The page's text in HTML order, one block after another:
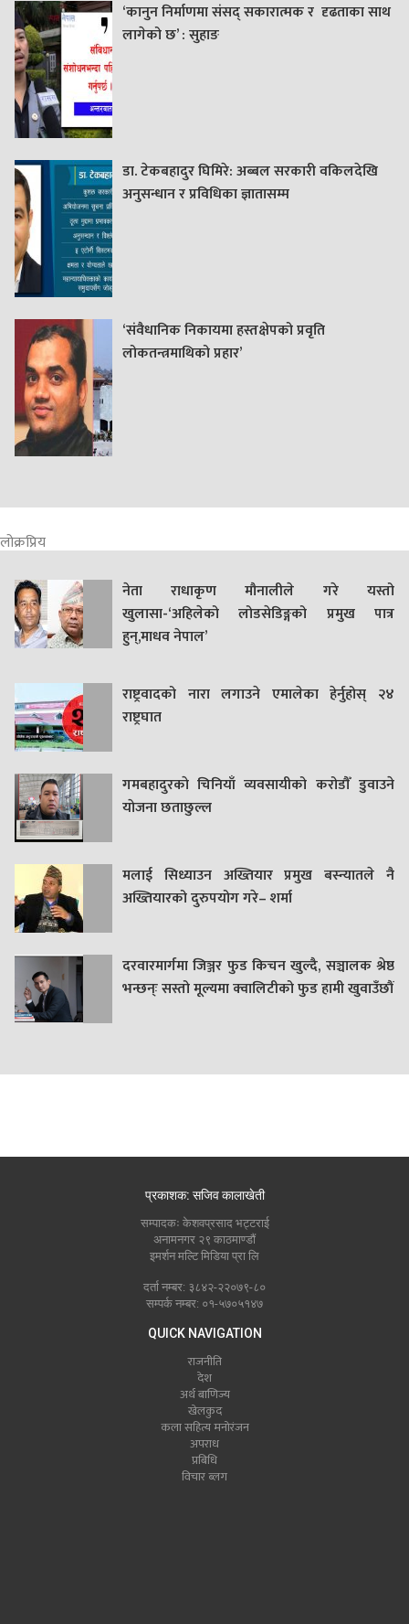
‘कानुन निर्माणमा संसद् सकारात्मक र दृढताका साथ
लागेको छ’ : सुहाङ
डा. टेकबहादुर घिमिरे: अब्बल सरकारी वकिलदेखि
अनुसन्धान र प्रविधिका ज्ञातासम्म
‘संवैधानिक निकायमा हस्तक्षेपको प्रवृति
लोकतन्त्रमाथिको प्रहार’
लोक्रप्रिय
नेता राधाकृण मौनालीले गरे यस्तो
खुलासा-‘अहिलेको लोडसेडिङ्गको प्रमुख पात्र
हुन्,माधव नेपाल’
राष्ट्रवादको नारा लगाउने एमालेका हेर्नुहोस् २४
राष्ट्रघात
गमबहादुरकाे चिनियाँ व्यवसायीको करोडौँ डुवाउने
याेजना छताछुल्ल
मलाई सिध्याउन अख्तियार प्रमुख बस्न्यातले नै
अख्तियारको दुरुपयोग गरे– शर्मा
दरवारमार्गमा जिञ्जर फुड किचन खुल्दै, सञ्चालक श्रेष्ठ
भन्छन्ः सस्तो मूल्यमा क्वालिटीको फुड हामी खुवाउँछौं
प्रकाशक: सजिव कालाखेती
सम्पादकः केशवप्रसाद भट्टराई
अनामनगर २९ काठमाण्डौं
इमर्शन मल्टि मिडिया प्रा लि
दर्ता नम्बर: ३८४२-२२०७९-८०
सम्पर्क नम्बर: ०१-५७०५१४७
QUICK NAVIGATION
राजनीति
देश
अर्थ बाणिज्य
खेलकुद
कला सहित्य मनोरंजन
अपराध
प्रबिधि
विचार ब्लग